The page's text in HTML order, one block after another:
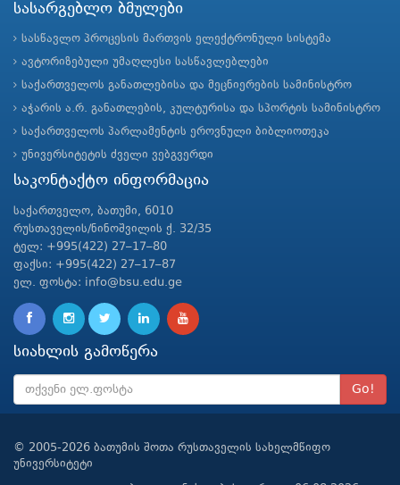
სასარგებლო ბმულები
სასწავლო პროცესის მართვის ელექტრონული სისტემა
ავტორიზებული უმაღლესი სასწავლებლები
საქართველოს განათლებისა და მეცნიერების სამინისტრო
აჭარის ა.რ. განათლების, კულტურისა და სპორტის სამინისტრო
საქართველოს პარლამენტის ეროვნული ბიბლიოთეკა
უნივერსიტეტის ძველი ვებგვერდი
საკონტაქტო ინფორმაცია
საქართველო, ბათუმი, 6010
რუსთაველის/ნინოშვილის ქ. 32/35
ტელ: +995(422) 27–17–80
ფაქსი: +995(422) 27–17–87
ელ. ფოსტა: info@bsu.edu.ge
სიახლის გამოწერა
Go!
© 2005-2026 ბათუმის შოთა რუსთაველის სახელმწიფო
უნივერსიტეტი